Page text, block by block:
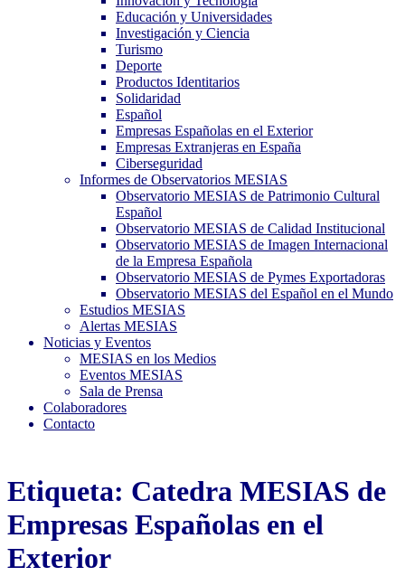
Educación y Universidades
Investigación y Ciencia
Turismo
Deporte
Productos Identitarios
Solidaridad
Español
Empresas Españolas en el Exterior
Empresas Extranjeras en España
Ciberseguridad
Informes de Observatorios MESIAS
Observatorio MESIAS de Patrimonio Cultural
Español
Observatorio MESIAS de Calidad Institucional
Observatorio MESIAS de Imagen Internacional
de la Empresa Española
Observatorio MESIAS de Pymes Exportadoras
Observatorio MESIAS del Español en el Mundo
Estudios MESIAS
Alertas MESIAS
Noticias y Eventos
MESIAS en los Medios
Eventos MESIAS
Sala de Prensa
Colaboradores
Contacto
Etiqueta: Catedra MESIAS de
Empresas Españolas en el
Exterior